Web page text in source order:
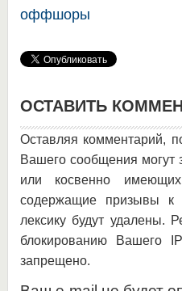
оффшоры
ОСТАВИТЬ
Оставляя комментарий,
Вашего сообщения могут
или косвенно
содержащие призывы к
лексику будут удалены.
блокированию Вашего
запрещено.